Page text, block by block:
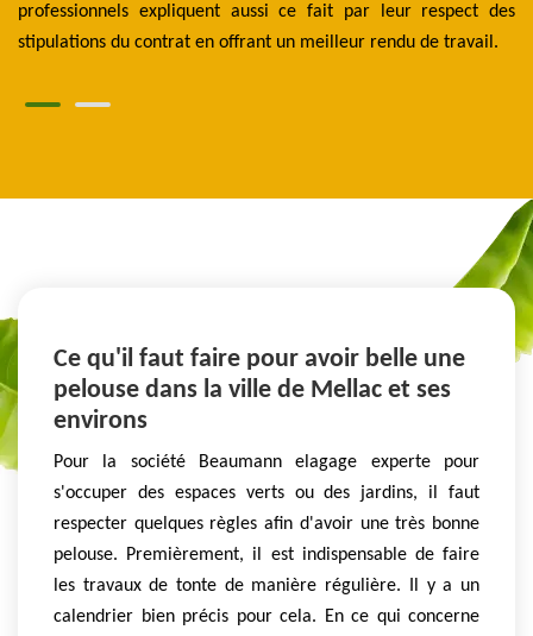
professionnels expliquent aussi ce fait par leur respect des
stipulations du contrat en offrant un meilleur rendu de travail.
Ce qu'il faut faire pour avoir belle une
pelouse dans la ville de Mellac et ses
environs
Pour la société Beaumann elagage experte pour
s'occuper des espaces verts ou des jardins, il faut
respecter quelques règles afin d'avoir une très bonne
pelouse. Premièrement, il est indispensable de faire
les travaux de tonte de manière régulière. Il y a un
calendrier bien précis pour cela. En ce qui concerne